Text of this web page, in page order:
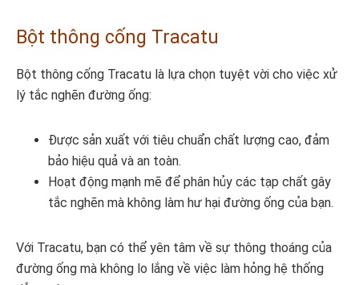
Bột thông cống Tracatu
Bột thông cống Tracatu là lựa chọn tuyệt vời cho việc xử
lý tắc nghẽn đường ống:
Được sản xuất với tiêu chuẩn chất lượng cao, đảm
bảo hiệu quả và an toàn.
Hoạt động mạnh mẽ để phân hủy các tạp chất gây
tắc nghẽn mà không làm hư hại đường ống của bạn.
Với Tracatu, bạn có thể yên tâm về sự thông thoáng của
đường ống mà không lo lắng về việc làm hỏng hệ thống